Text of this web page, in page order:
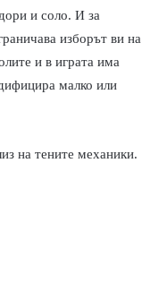
и соло. И за
изборът ви на
и в играта има
малко или
на тените механики.